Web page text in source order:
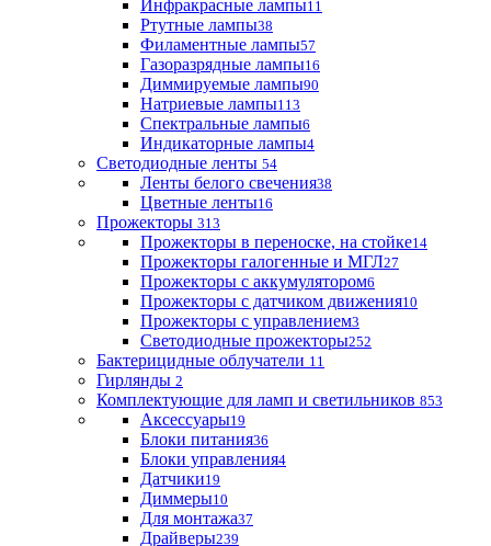
Инфракрасные лампы11
Ртутные лампы38
Филаментные лампы57
Газоразрядные лампы16
Диммируемые лампы90
Натриевые лампы113
Спектральные лампы6
Индикаторные лампы4
Светодиодные ленты 54
Ленты белого свечения38
Цветные ленты16
Прожекторы 313
Прожекторы в переноске, на стойке14
Прожекторы галогенные и МГЛ27
Прожекторы с аккумулятором6
Прожекторы с датчиком движения10
Прожекторы с управлением3
Светодиодные прожекторы252
Бактерицидные облучатели 11
Гирлянды 2
Комплектующие для ламп и светильников 853
Аксессуары19
Блоки питания36
Блоки управления4
Датчики19
Диммеры10
Для монтажа37
Драйверы239